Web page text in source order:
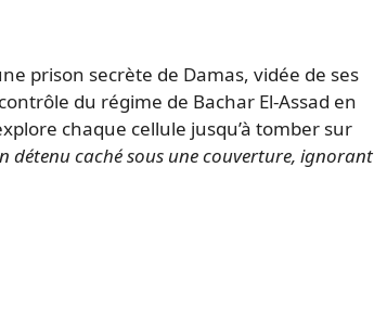
prison secrète de Damas, vidée de ses
du régime de Bachar El-Assad en
chaque cellule jusqu’à tomber sur
détenu caché sous une couverture, ignorant